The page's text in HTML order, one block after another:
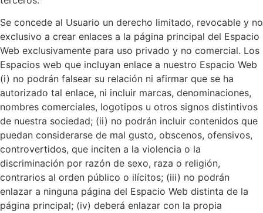
Se concede al Usuario un derecho limitado, revocable y no
exclusivo a crear enlaces a la página principal del Espacio
Web exclusivamente para uso privado y no comercial. Los
Espacios web que incluyan enlace a nuestro Espacio Web
(i) no podrán falsear su relación ni afirmar que se ha
autorizado tal enlace, ni incluir marcas, denominaciones,
nombres comerciales, logotipos u otros signos distintivos
de nuestra sociedad; (ii) no podrán incluir contenidos que
puedan considerarse de mal gusto, obscenos, ofensivos,
controvertidos, que inciten a la violencia o la
discriminación por razón de sexo, raza o religión,
contrarios al orden público o ilícitos; (iii) no podrán
enlazar a ninguna página del Espacio Web distinta de la
página principal; (iv) deberá enlazar con la propia